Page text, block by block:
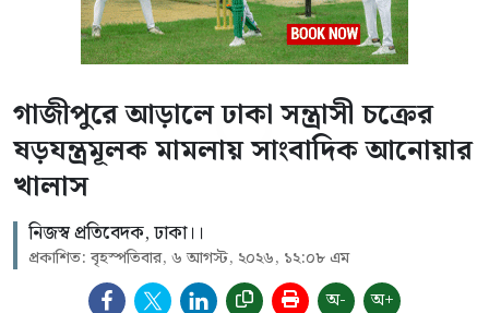
গাজীপুরে আড়ালে ঢাকা সন্ত্রাসী চক্রের
ষড়যন্ত্রমূলক মামলায় সাংবাদিক আনোয়ার
খালাস
নিজস্ব প্রতিবেদক, ঢাকা।।
প্রকাশিত: বৃহস্পতিবার, ৬ আগস্ট, ২০২৬, ১২:০৮ এম
অ- অ+